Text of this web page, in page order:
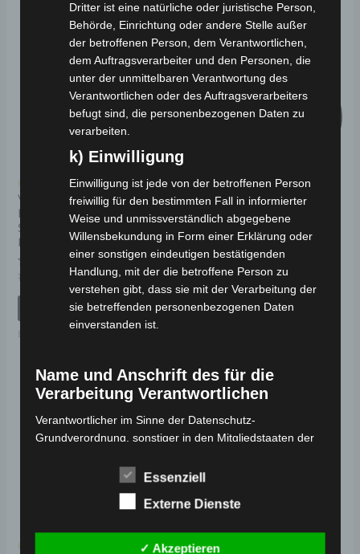
Angebot!
Kostenloser Versand
Angebot!
VOLTA VM4 NEO
ELEKTRO-
SENIORENMOBIL 25
KM/H
Bewertet
mit
0
1.590,00 €
Preis
war:
1.590,00 €
1.431,00€
Preis
ist:
1.431,00 €.
*
IN DEN WARENKORB
Elektro-Fahrzeuge
Angebot!
Kostenloser Versand
Angebot!
VOLTA VB7 ELEKTRO-
FAHRRAD 26″ 25 KM/H
mit
von
2.299,00€
Preis
war:
2.299,00 €
2.069,00
Preis
ist:
2.069,00 €.
IN DEN WARENKORB
Elektro-Fahrzeuge
Angebot!
Kostenloser Versand
Angebot!
Ursprünglicher
Preis
990,00 €
Aktueller
Preis
891,00 €.
Dieses
weist
Varianten
Optionen
Dritter ist eine natürliche oder juristische Person,
Behörde, Einrichtung oder andere Stelle außer
der betroffenen Person, dem Verantwortlichen,
dem Auftragsverarbeiter und den Personen, die
unter der unmittelbaren Verantwortung des
Verantwortlichen oder des Auftragsverarbeiters
befugt sind, die personenbezogenen Daten zu
verarbeiten.
k) Einwilligung
Einwilligung ist jede von der betroffenen Person
freiwillig für den bestimmten Fall in informierter
Weise und unmissverständlich abgegebene
Willensbekundung in Form einer Erklärung oder
einer sonstigen eindeutigen bestätigenden
Handlung, mit der die betroffene Person zu
verstehen gibt, dass sie mit der Verarbeitung der
sie betreffenden personenbezogenen Daten
einverstanden ist.
Name und Anschrift des für die
Verarbeitung Verantwortlichen
Verantwortlicher im Sinne der Datenschutz-
Grundverordnung, sonstiger in den Mitgliedstaaten der
anderer Bestimmungen mit datenschutzrechtlichem
Essenziell
Externe Dienste
✓ Akzeptieren